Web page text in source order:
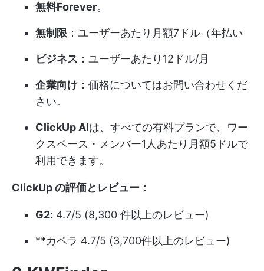
無料Forever。
無制限 ：ユーザーあたり月額7ドル（年払い
ビジネス ：ユーザーあたり12ドル/月
企業向け ：価格についてはお問い合わせくだ
さい。
ClickUp AIは、すべての有料プランで、ワー
クスペース・メンバー1人あたり月額5ドルで
利用できます。
ClickUp の評価とレビュー：
G2: 4.7/5 (8,300 件以上のレビュー)
**カペラ 4.7/5 (3,700件以上のレビュー)